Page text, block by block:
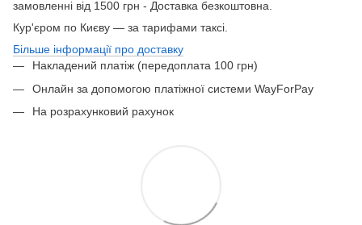
замовленні від 1500 грн - Доставка безкоштовна.
Кур'єром по Києву — за тарифами таксі.
Більше інформації про доставку
Накладений платіж (передоплата 100 грн)
Онлайн за допомогою платіжної системи WayForPay
На розрахунковий рахунок